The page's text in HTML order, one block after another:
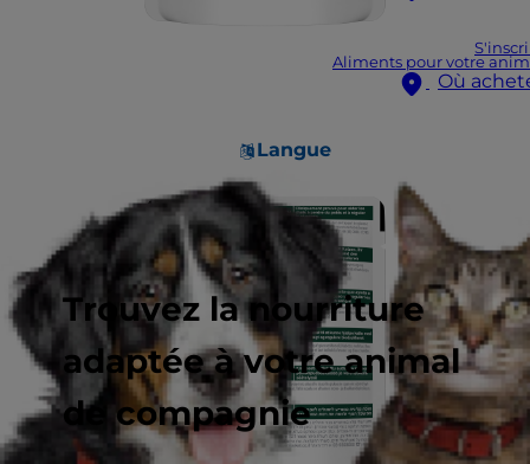
Aliments pour votre
Où
Langue
Trouvez la nourriture
adaptée à votre animal
de compagnie